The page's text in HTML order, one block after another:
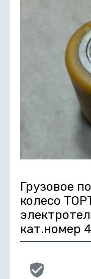
Грузовое
колесо
кат.номер